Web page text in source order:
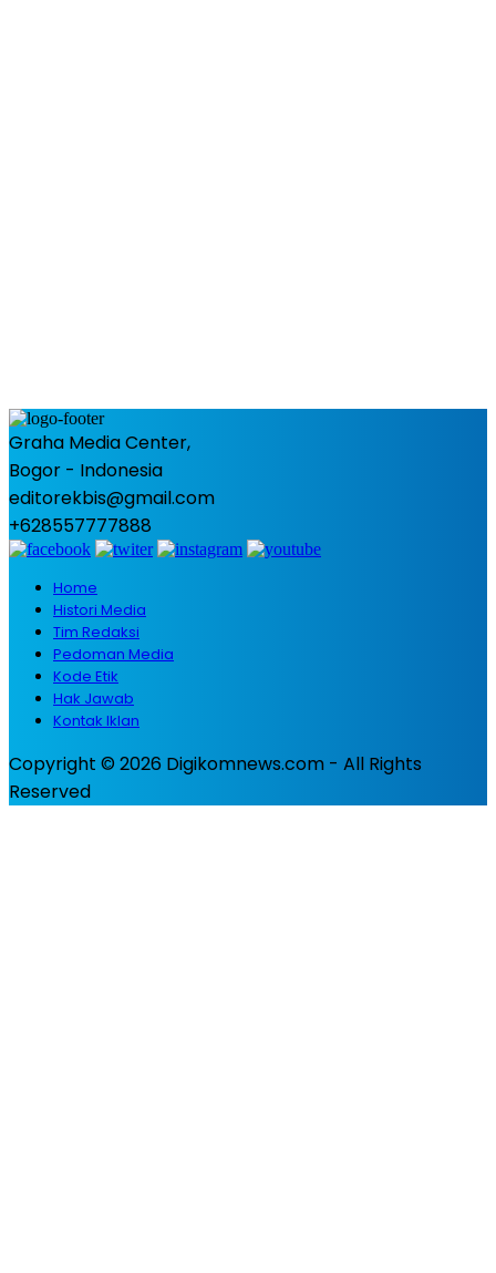
Graha Media Center,
Bogor - Indonesia
editorekbis@gmail.com
+628557777888
Home
Histori Media
Tim Redaksi
Pedoman Media
Kode Etik
Hak Jawab
Kontak Iklan
Copyright © 2026 Digikomnews.com - All Rights
Reserved